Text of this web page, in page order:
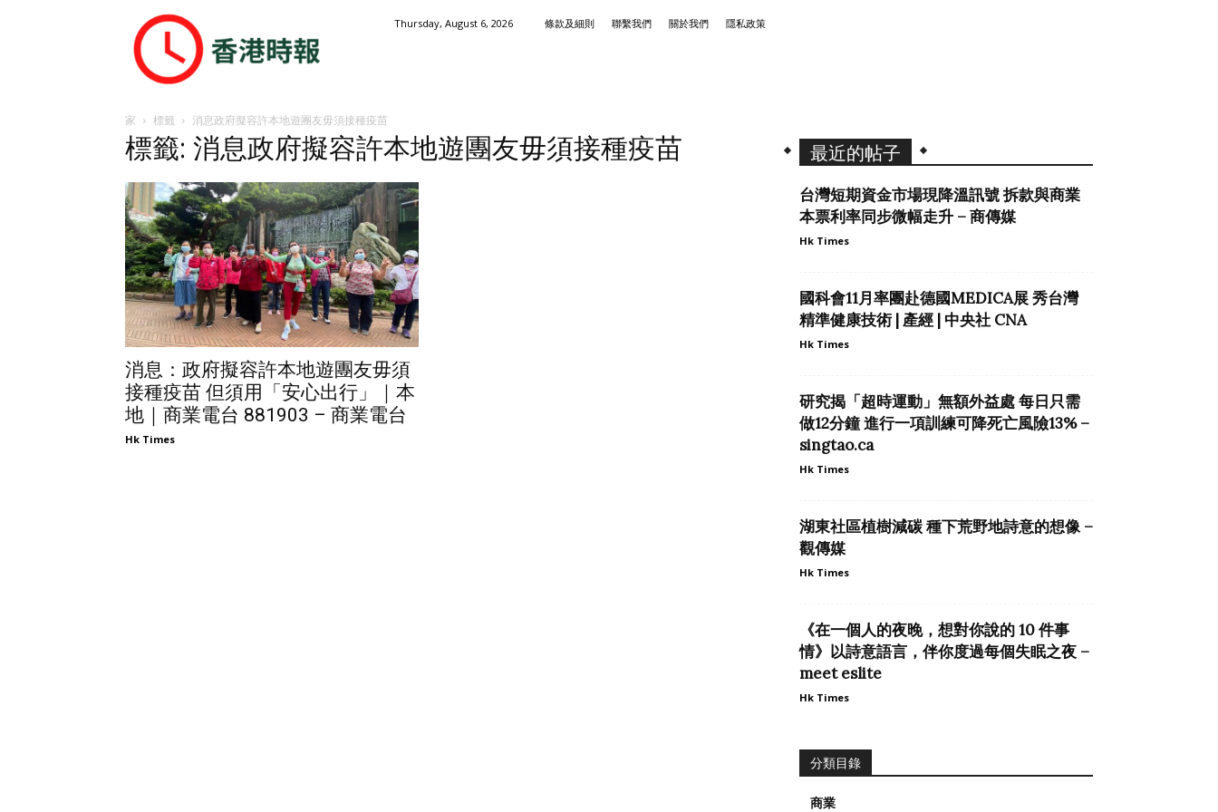
港
時
Thursday, August 6, 2026 條款及細則 聯繫我們 關於我們 隱私政策
家 標籤 消息政府擬容許本地遊團友毋須接種疫苗
標籤: 消息政府擬容許本地遊團友毋須接種疫苗
消息：政府擬容許本地遊團友毋須
接種疫苗 但須用「安心出行」｜本
地｜商業電台 881903 – 商業電台
Hk Times
最近的帖子
台灣短期資金市場現降溫訊號 拆款與商業
本票利率同步微幅走升 – 商傳媒
Hk Times
國科會11月率團赴德國MEDICA展 秀台灣
精準健康技術 | 產經 | 中央社 CNA
Hk Times
研究揭「超時運動」無額外益處 每日只需
做12分鐘 進行一項訓練可降死亡風險13% –
singtao.ca
Hk Times
湖東社區植樹減碳 種下荒野地詩意的想像 –
觀傳媒
Hk Times
《在一個人的夜晚，想對你說的 10 件事
情》以詩意語言，伴你度過每個失眠之夜 –
meet eslite
Hk Times
分類目錄
商業